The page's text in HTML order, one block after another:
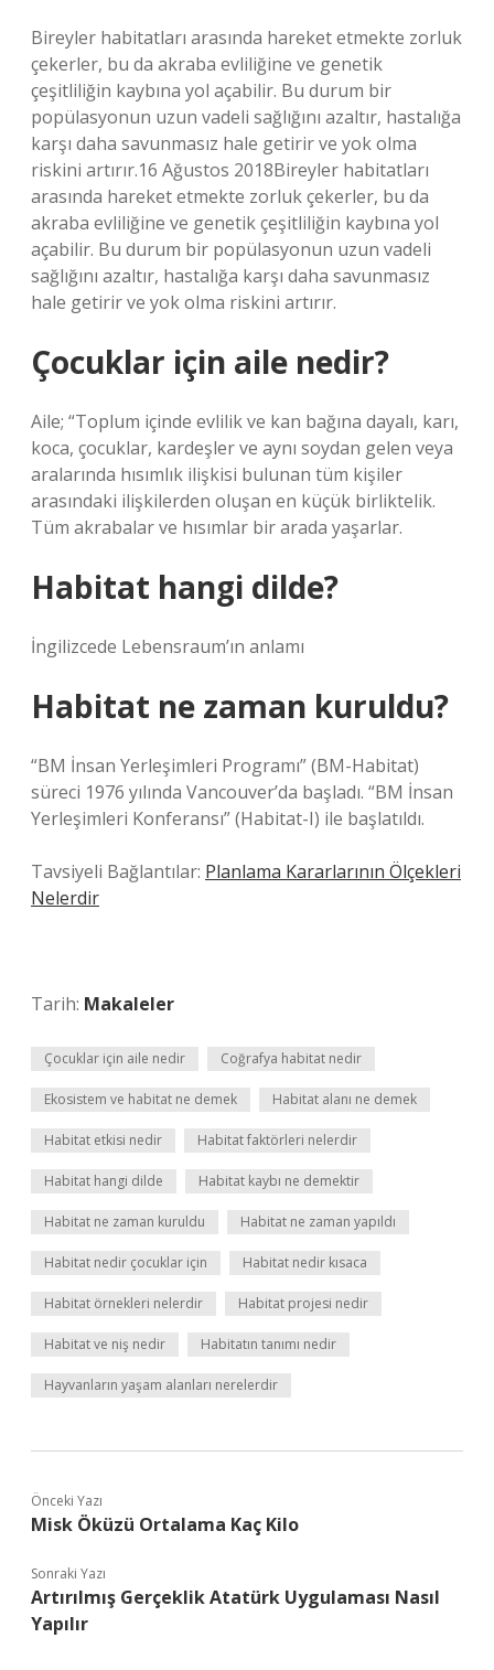
Bireyler habitatları arasında hareket etmekte zorluk
çekerler, bu da akraba evliliğine ve genetik
çeşitliliğin kaybına yol açabilir. Bu durum bir
popülasyonun uzun vadeli sağlığını azaltır, hastalığa
karşı daha savunmasız hale getirir ve yok olma
riskini artırır.16 Ağustos 2018Bireyler habitatları
arasında hareket etmekte zorluk çekerler, bu da
akraba evliliğine ve genetik çeşitliliğin kaybına yol
açabilir. Bu durum bir popülasyonun uzun vadeli
sağlığını azaltır, hastalığa karşı daha savunmasız
hale getirir ve yok olma riskini artırır.
Çocuklar için aile nedir?
Aile; “Toplum içinde evlilik ve kan bağına dayalı, karı,
koca, çocuklar, kardeşler ve aynı soydan gelen veya
aralarında hısımlık ilişkisi bulunan tüm kişiler
arasındaki ilişkilerden oluşan en küçük birliktelik.
Tüm akrabalar ve hısımlar bir arada yaşarlar.
Habitat hangi dilde?
İngilizcede Lebensraum’ın anlamı
Habitat ne zaman kuruldu?
“BM İnsan Yerleşimleri Programı” (BM-Habitat)
süreci 1976 yılında Vancouver’da başladı. “BM İnsan
Yerleşimleri Konferansı” (Habitat-I) ile başlatıldı.
Tavsiyeli Bağlantılar: Planlama Kararlarının Ölçekleri
Nelerdir
Tarih: Makaleler
Çocuklar için aile nedir Coğrafya habitat nedir
Ekosistem ve habitat ne demek Habitat alanı ne demek
Habitat etkisi nedir Habitat faktörleri nelerdir
Habitat hangi dilde Habitat kaybı ne demektir
Habitat ne zaman kuruldu Habitat ne zaman yapıldı
Habitat nedir çocuklar için Habitat nedir kısaca
Habitat örnekleri nelerdir Habitat projesi nedir
Habitat ve niş nedir Habitatın tanımı nedir
Hayvanların yaşam alanları nerelerdir
Önceki Yazı
Misk Öküzü Ortalama Kaç Kilo
Sonraki Yazı
Artırılmış Gerçeklik Atatürk Uygulaması Nasıl
Yapılır